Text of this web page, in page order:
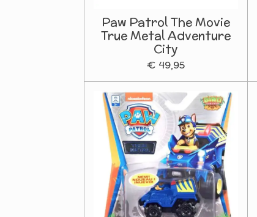
Paw Patrol The Movie
True Metal Adventure
City
€ 49,95